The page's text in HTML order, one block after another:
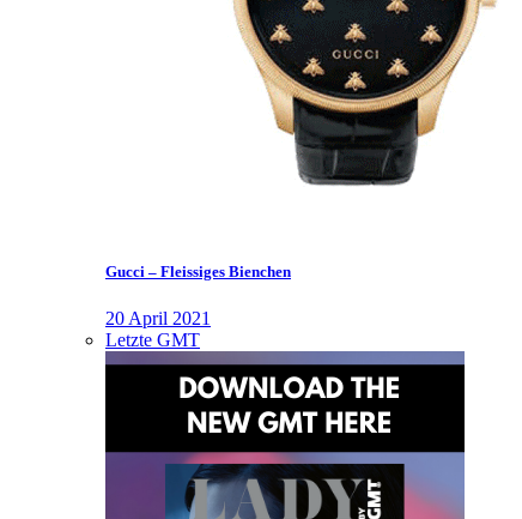
Gucci – Fleissiges Bienchen
20 April 2021
Letzte GMT